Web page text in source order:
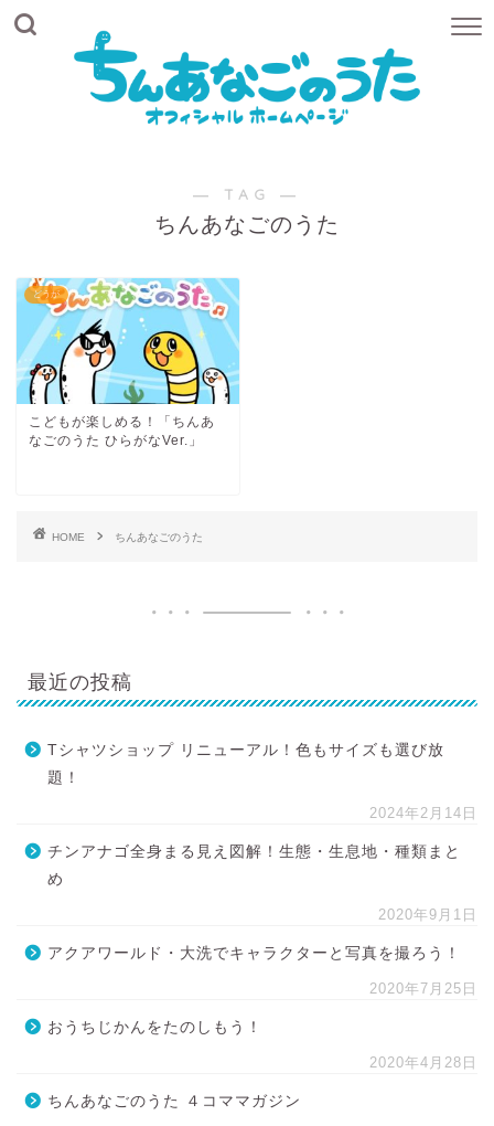
― TAG ―
ちんあなごのうた
どうが
こどもが楽しめる！「ちんあ
なごのうた ひらがなVer.」
HOME ちんあなごのうた
最近の投稿
Tシャツショップ リニューアル！色もサイズも選び放
題！
2024年2月14日
チンアナゴ全身まる見え図解！生態・生息地・種類まと
め
2020年9月1日
アクアワールド・大洗でキャラクターと写真を撮ろう！
2020年7月25日
おうちじかんをたのしもう！
2020年4月28日
ちんあなごのうた ４コママガジン